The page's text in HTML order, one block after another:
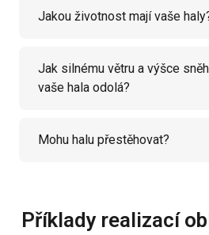
Jakou životnost mají vaše
Jak silnému větru a výšce
vaše hala odolá?
Mohu halu přestěhovat?
Příklady realizací